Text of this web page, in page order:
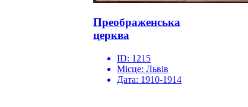
Преображенська
церква
ID: 1215
Місце: Львів
Дата: 1910-1914